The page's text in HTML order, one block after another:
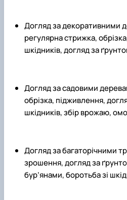
Догляд за декоративними
регулярна стрижка,
шкідників, догляд за
Догляд за садовими
обрізка, підживлення,
шкідників, збір врожаю,
Догляд за багаторічними
зрошення, догляд за
бур’янами, боротьба зі